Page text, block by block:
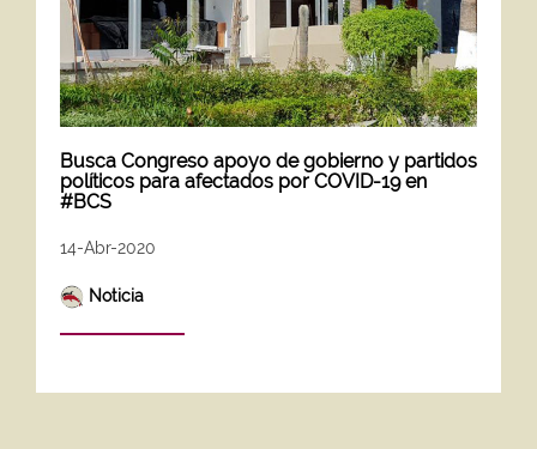
Busca Congreso apoyo de gobierno y partidos
políticos para afectados por COVID-19 en
#BCS
14-Abr-2020
Noticia